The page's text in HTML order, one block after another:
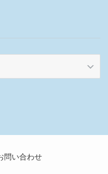
問い合わせ